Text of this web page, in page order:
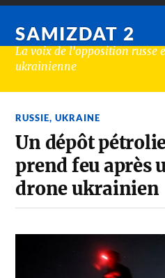
SAMIZDAT 2
La voix de l'opposition russe
ukrainienne
RUSSIE,UKRAINE
Un dépôt
prend feu après
drone ukrainien